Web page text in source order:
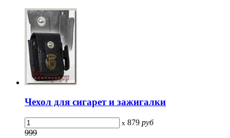
Чехол для сигарет и зажигалки
x 879 руб
999